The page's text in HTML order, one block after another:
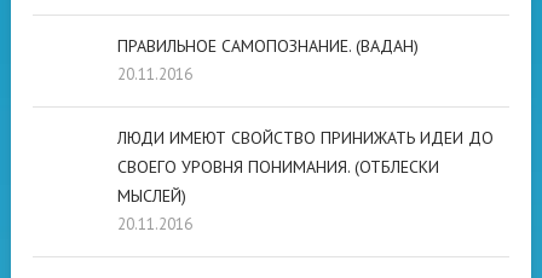
ПРАВИЛЬНОЕ САМОПОЗНАНИЕ. (ВАДАН)
20.11.2016
ЛЮДИ ИМЕЮТ СВОЙСТВО ПРИНИЖАТЬ ИДЕИ ДО
СВОЕГО УРОВНЯ ПОНИМАНИЯ. (ОТБЛЕСКИ
МЫСЛЕЙ)
20.11.2016